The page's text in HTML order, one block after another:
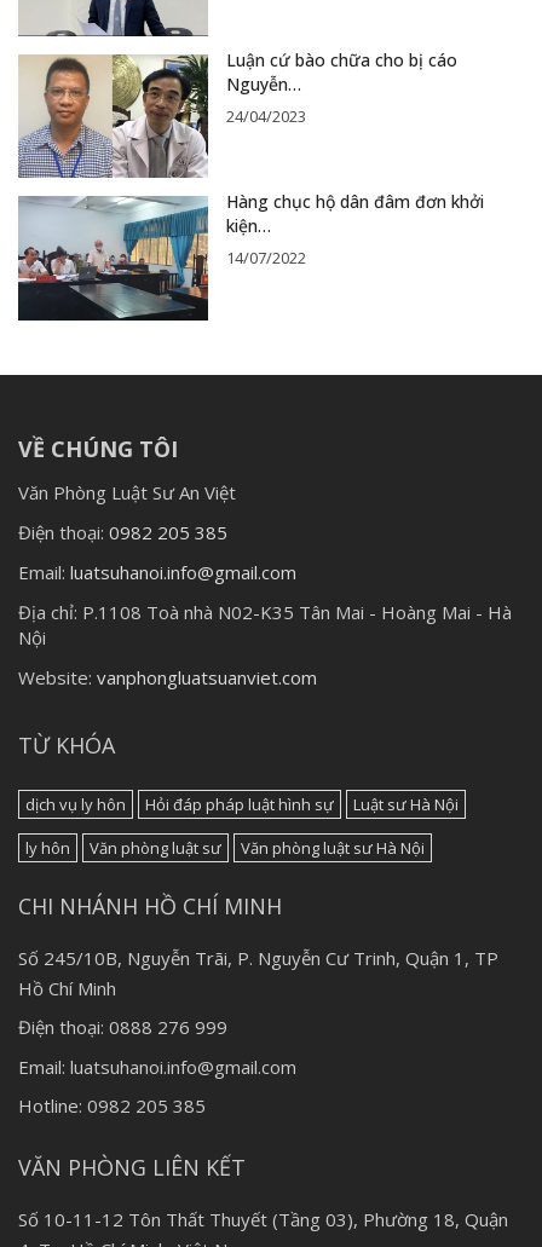
Luận cứ bào chữa cho bị cáo
Nguyễn…
24/04/2023
Hàng chục hộ dân đâm đơn khởi
kiện…
14/07/2022
VỀ CHÚNG TÔI
Văn Phòng Luật Sư An Việt
Điện thoại: 0982 205 385
Email: luatsuhanoi.info@gmail.com
Địa chỉ: P.1108 Toà nhà N02-K35 Tân Mai - Hoàng Mai - Hà
Nội
Website: vanphongluatsuanviet.com
TỪ KHÓA
dịch vụ ly hôn Hỏi đáp pháp luật hình sự
Luật sư Hà Nội
ly hôn
Văn phòng luật sư Văn phòng luật sư Hà Nội
CHI NHÁNH HỒ CHÍ MINH
Số 245/10B, Nguyễn Trãi, P. Nguyễn Cư Trinh, Quận 1, TP
Hồ Chí Minh
Điện thoại: 0888 276 999
Email: luatsuhanoi.info@gmail.com
Hotline: 0982 205 385
VĂN PHÒNG LIÊN KẾT
Số 10-11-12 Tôn Thất Thuyết (Tầng 03), Phường 18, Quận